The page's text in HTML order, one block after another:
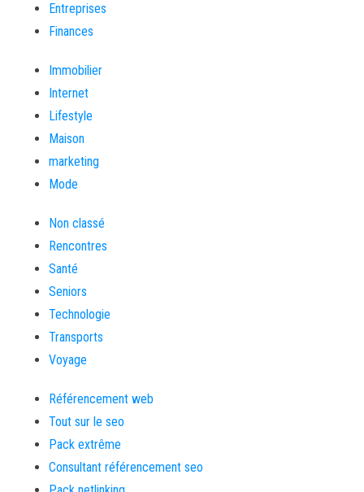
Entreprises
Finances
Immobilier
Internet
Lifestyle
Maison
marketing
Mode
Non classé
Rencontres
Santé
Seniors
Technologie
Transports
Voyage
Référencement web
Tout sur le seo
Pack extrême
Consultant référencement seo